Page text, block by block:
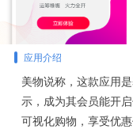
应用介绍
美物说称，这款应用
示，成为其会员能开
可视化购物，享受优